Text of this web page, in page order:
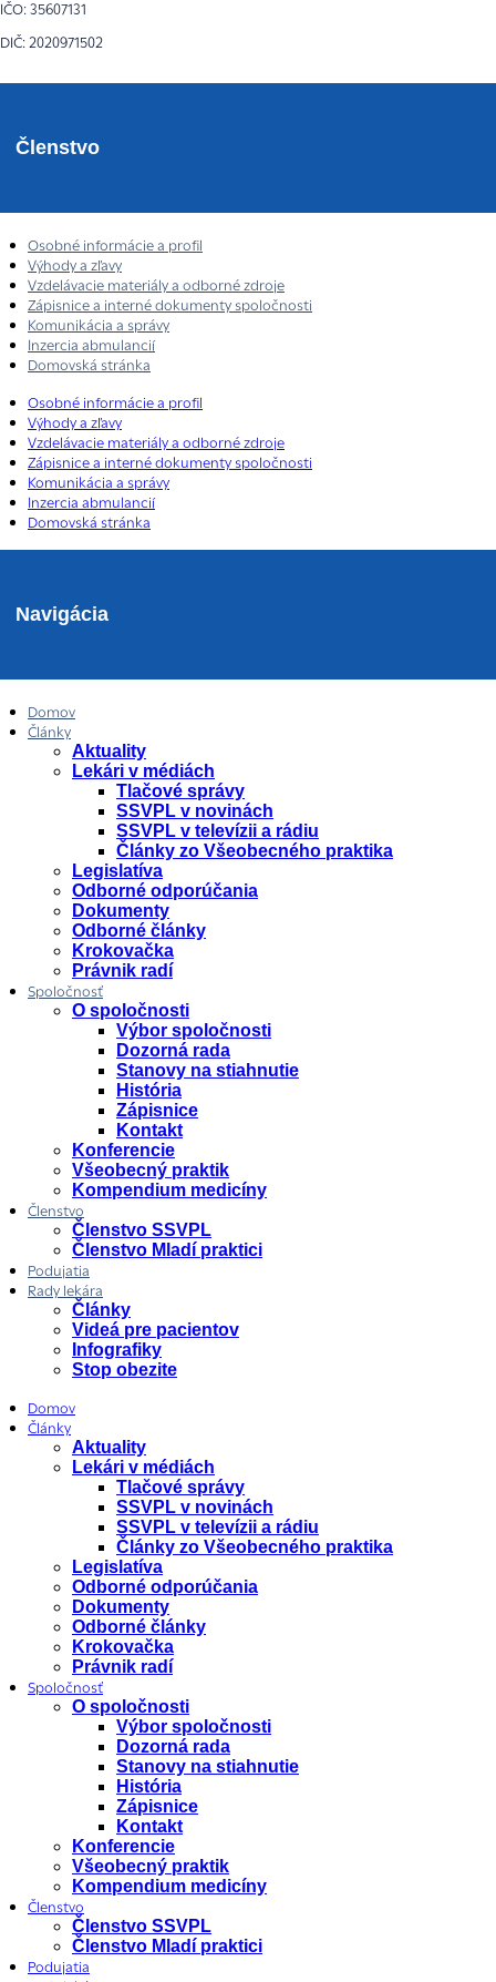
IČO: 35607131
DIČ: 2020971502
Členstvo
Osobné informácie a profil
Výhody a zľavy
Vzdelávacie materiály a odborné zdroje
Zápisnice a interné dokumenty spoločnosti
Komunikácia a správy
Inzercia abmulancií
Domovská stránka
Osobné informácie a profil
Výhody a zľavy
Vzdelávacie materiály a odborné zdroje
Zápisnice a interné dokumenty spoločnosti
Komunikácia a správy
Inzercia abmulancií
Domovská stránka
Navigácia
Domov
Články
Aktuality
Lekári v médiách
Tlačové správy
SSVPL v novinách
SSVPL v televízii a rádiu
Články zo Všeobecného praktika
Legislatíva
Odborné odporúčania
Dokumenty
Odborné články
Krokovačka
Právnik radí
Spoločnosť
O spoločnosti
Výbor spoločnosti
Dozorná rada
Stanovy na stiahnutie
História
Zápisnice
Kontakt
Konferencie
Všeobecný praktik
Kompendium medicíny
Členstvo
Členstvo SSVPL
Členstvo Mladí praktici
Podujatia
Rady lekára
Články
Videá pre pacientov
Infografiky
Stop obezite
Domov
Články
Aktuality
Lekári v médiách
Tlačové správy
SSVPL v novinách
SSVPL v televízii a rádiu
Články zo Všeobecného praktika
Legislatíva
Odborné odporúčania
Dokumenty
Odborné články
Krokovačka
Právnik radí
Spoločnosť
O spoločnosti
Výbor spoločnosti
Dozorná rada
Stanovy na stiahnutie
História
Zápisnice
Kontakt
Konferencie
Všeobecný praktik
Kompendium medicíny
Členstvo
Členstvo SSVPL
Členstvo Mladí praktici
Podujatia